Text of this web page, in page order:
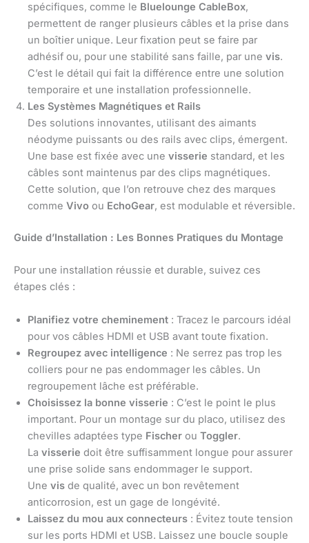
spécifiques, comme le Bluelounge CableBox,
permettent de ranger plusieurs câbles et la prise dans
un boîtier unique. Leur fixation peut se faire par
adhésif ou, pour une stabilité sans faille, par une vis.
C’est le détail qui fait la différence entre une solution
temporaire et une installation professionnelle.
Les Systèmes Magnétiques et Rails
Des solutions innovantes, utilisant des aimants
néodyme puissants ou des rails avec clips, émergent.
Une base est fixée avec une visserie standard, et les
câbles sont maintenus par des clips magnétiques.
Cette solution, que l’on retrouve chez des marques
comme Vivo ou EchoGear, est modulable et réversible.
Guide d’Installation : Les Bonnes Pratiques du Montage
Pour une installation réussie et durable, suivez ces
étapes clés :
Planifiez votre cheminement : Tracez le parcours idéal
pour vos câbles HDMI et USB avant toute fixation.
Regroupez avec intelligence : Ne serrez pas trop les
colliers pour ne pas endommager les câbles. Un
regroupement lâche est préférable.
Choisissez la bonne visserie : C’est le point le plus
important. Pour un montage sur du placo, utilisez des
chevilles adaptées type Fischer ou Toggler.
La visserie doit être suffisamment longue pour assurer
une prise solide sans endommager le support.
Une vis de qualité, avec un bon revêtement
anticorrosion, est un gage de longévité.
Laissez du mou aux connecteurs : Évitez toute tension
sur les ports HDMI et USB. Laissez une boucle souple